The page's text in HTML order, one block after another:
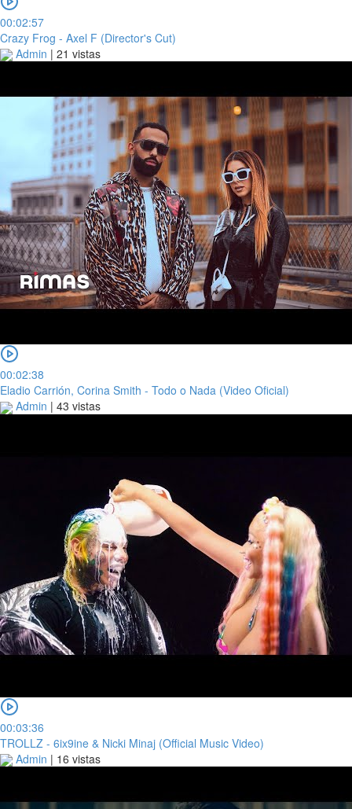
00:02:57
Crazy Frog - Axel F (Director's Cut)
Admin | 21 vistas
00:02:38
Eladio Carrión, Corina Smith - Todo o Nada (Video Oficial)
Admin | 43 vistas
00:03:36
TROLLZ - 6ix9ine & Nicki Minaj (Official Music Video)
Admin | 16 vistas